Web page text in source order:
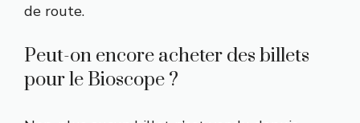
de route.
Peut-on encore acheter des billets
pour le Bioscope ?